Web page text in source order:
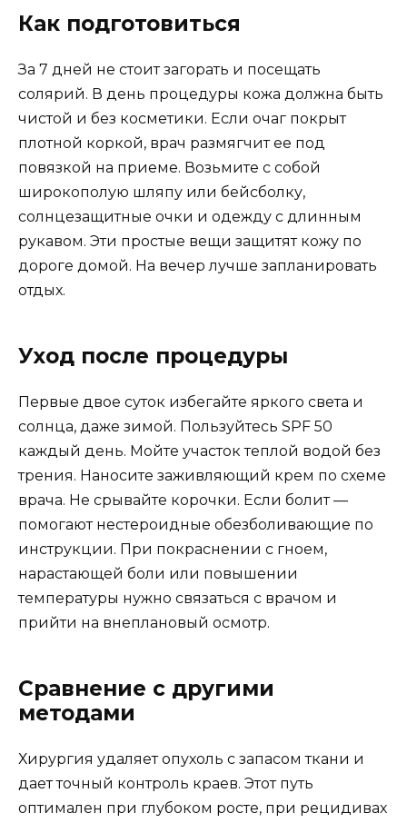
Как подготовиться
За 7 дней не стоит загорать и посещать
солярий. В день процедуры кожа должна быть
чистой и без косметики. Если очаг покрыт
плотной коркой, врач размягчит ее под
повязкой на приеме. Возьмите с собой
широкополую шляпу или бейсболку,
солнцезащитные очки и одежду с длинным
рукавом. Эти простые вещи защитят кожу по
дороге домой. На вечер лучше запланировать
отдых.
Уход после процедуры
Первые двое суток избегайте яркого света и
солнца, даже зимой. Пользуйтесь SPF 50
каждый день. Мойте участок теплой водой без
трения. Наносите заживляющий крем по схеме
врача. Не срывайте корочки. Если болит —
помогают нестероидные обезболивающие по
инструкции. При покраснении с гноем,
нарастающей боли или повышении
температуры нужно связаться с врачом и
прийти на внеплановый осмотр.
Сравнение с другими
методами
Хирургия удаляет опухоль с запасом ткани и
дает точный контроль краев. Этот путь
оптимален при глубоком росте, при рецидивах